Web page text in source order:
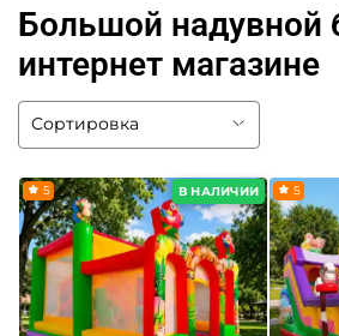
Большой надувной
интернет магазине
В НАЛИЧИИ
5 5